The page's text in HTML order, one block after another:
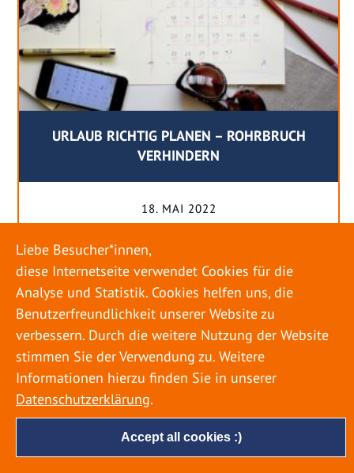
URLAUB RICHTIG PLANEN – ROHRBRUCH
VERHINDERN
18. MAI 2022
genießen ihren Urlaub. Dabei zieht es die Einen
weiter weg, die Anderen bleiben dann doch
lieber in der Heimat. Wenn Sie für eine längere
Zeit wegfahren möchten, gibt es einige Dinge zu
beachten, damit nicht anschließend eine böse
Überraschung auf Sie wartet. Um einen
möglichst entspannten Urlaub zu […]
Accept all cookies :)
Liebe Besucher*innen,
diese Internetseite verwendet Cookies für die
Analyse und Statistik. Cookies helfen uns, die
Benutzerfreundlichkeit unserer Website zu
verbessern. Durch die weitere Nutzung der Website
stimmen Sie der Verwendung zu. Weitere
Informationen hierzu finden Sie in unserer
Datenschutzerklärung.